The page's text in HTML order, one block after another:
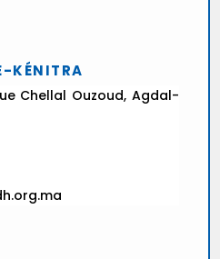
KÉNITRA
Chellal Ouzoud, Agdal-